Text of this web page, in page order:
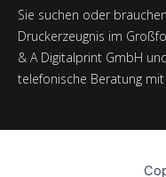
Sie suchen oder
Druckerzeugnis im
& A Digitalprint GmbH
telefonische Beratung